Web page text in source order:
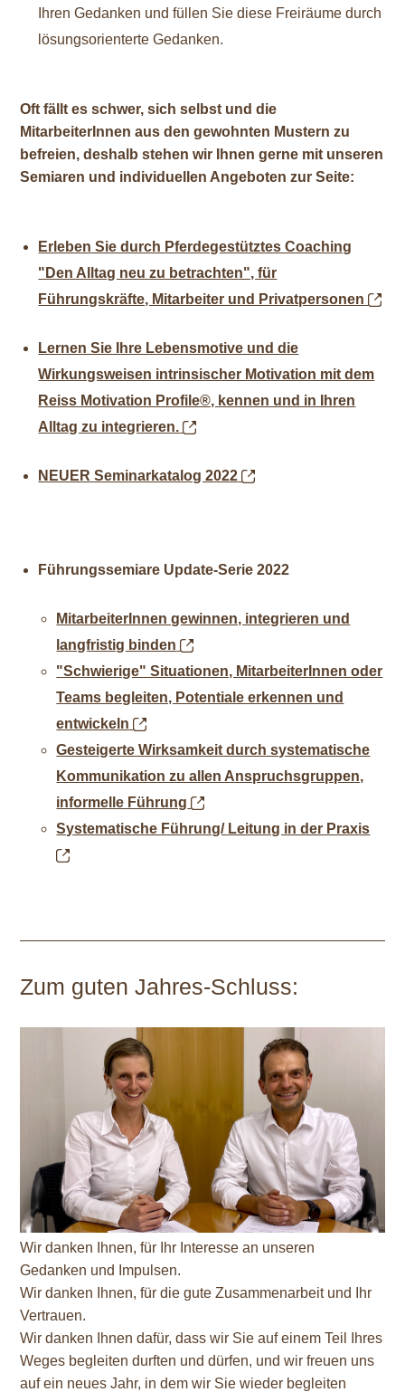
Ihren Gedanken und füllen Sie diese Freiräume durch
lösungsorienterte Gedanken.
Oft fällt es schwer, sich selbst und die
MitarbeiterInnen aus den gewohnten Mustern zu
befreien, deshalb stehen wir Ihnen gerne mit unseren
Semiaren und individuellen Angeboten zur Seite:
Erleben Sie durch Pferdegestütztes Coaching
"Den Alltag neu zu betrachten", für
Führungskräfte, Mitarbeiter und Privatpersonen
Lernen Sie Ihre Lebensmotive und die
Wirkungsweisen intrinsischer Motivation mit dem
Reiss Motivation Profile®, kennen und in Ihren
Alltag zu integrieren.
NEUER Seminarkatalog 2022
Führungssemiare Update-Serie 2022
MitarbeiterInnen gewinnen, integrieren und
langfristig binden
"Schwierige" Situationen, MitarbeiterInnen oder
Teams begleiten, Potentiale erkennen und
entwickeln
Gesteigerte Wirksamkeit durch systematische
Kommunikation zu allen Anspruchsgruppen,
informelle Führung
Systematische Führung/ Leitung in der Praxis
Zum guten Jahres-Schluss:
Wir danken Ihnen, für Ihr Interesse an unseren
Gedanken und Impulsen.
Wir danken Ihnen, für die gute Zusammenarbeit und Ihr
Vertrauen.
Wir danken Ihnen dafür, dass wir Sie auf einem Teil Ihres
Weges begleiten durften und dürfen, und wir freuen uns
auf ein neues Jahr, in dem wir Sie wieder begleiten